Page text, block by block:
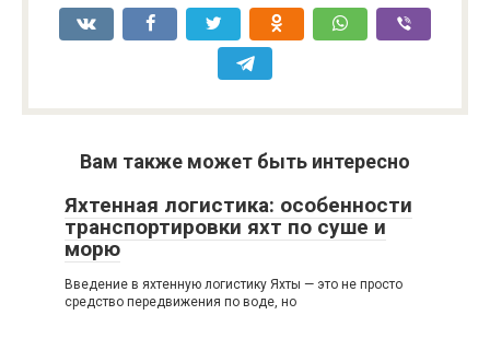
Вам также может быть интересно
Яхтенная логистика: особенности
транспортировки яхт по суше и
морю
Введение в яхтенную логистику Яхты — это не просто
средство передвижения по воде, но